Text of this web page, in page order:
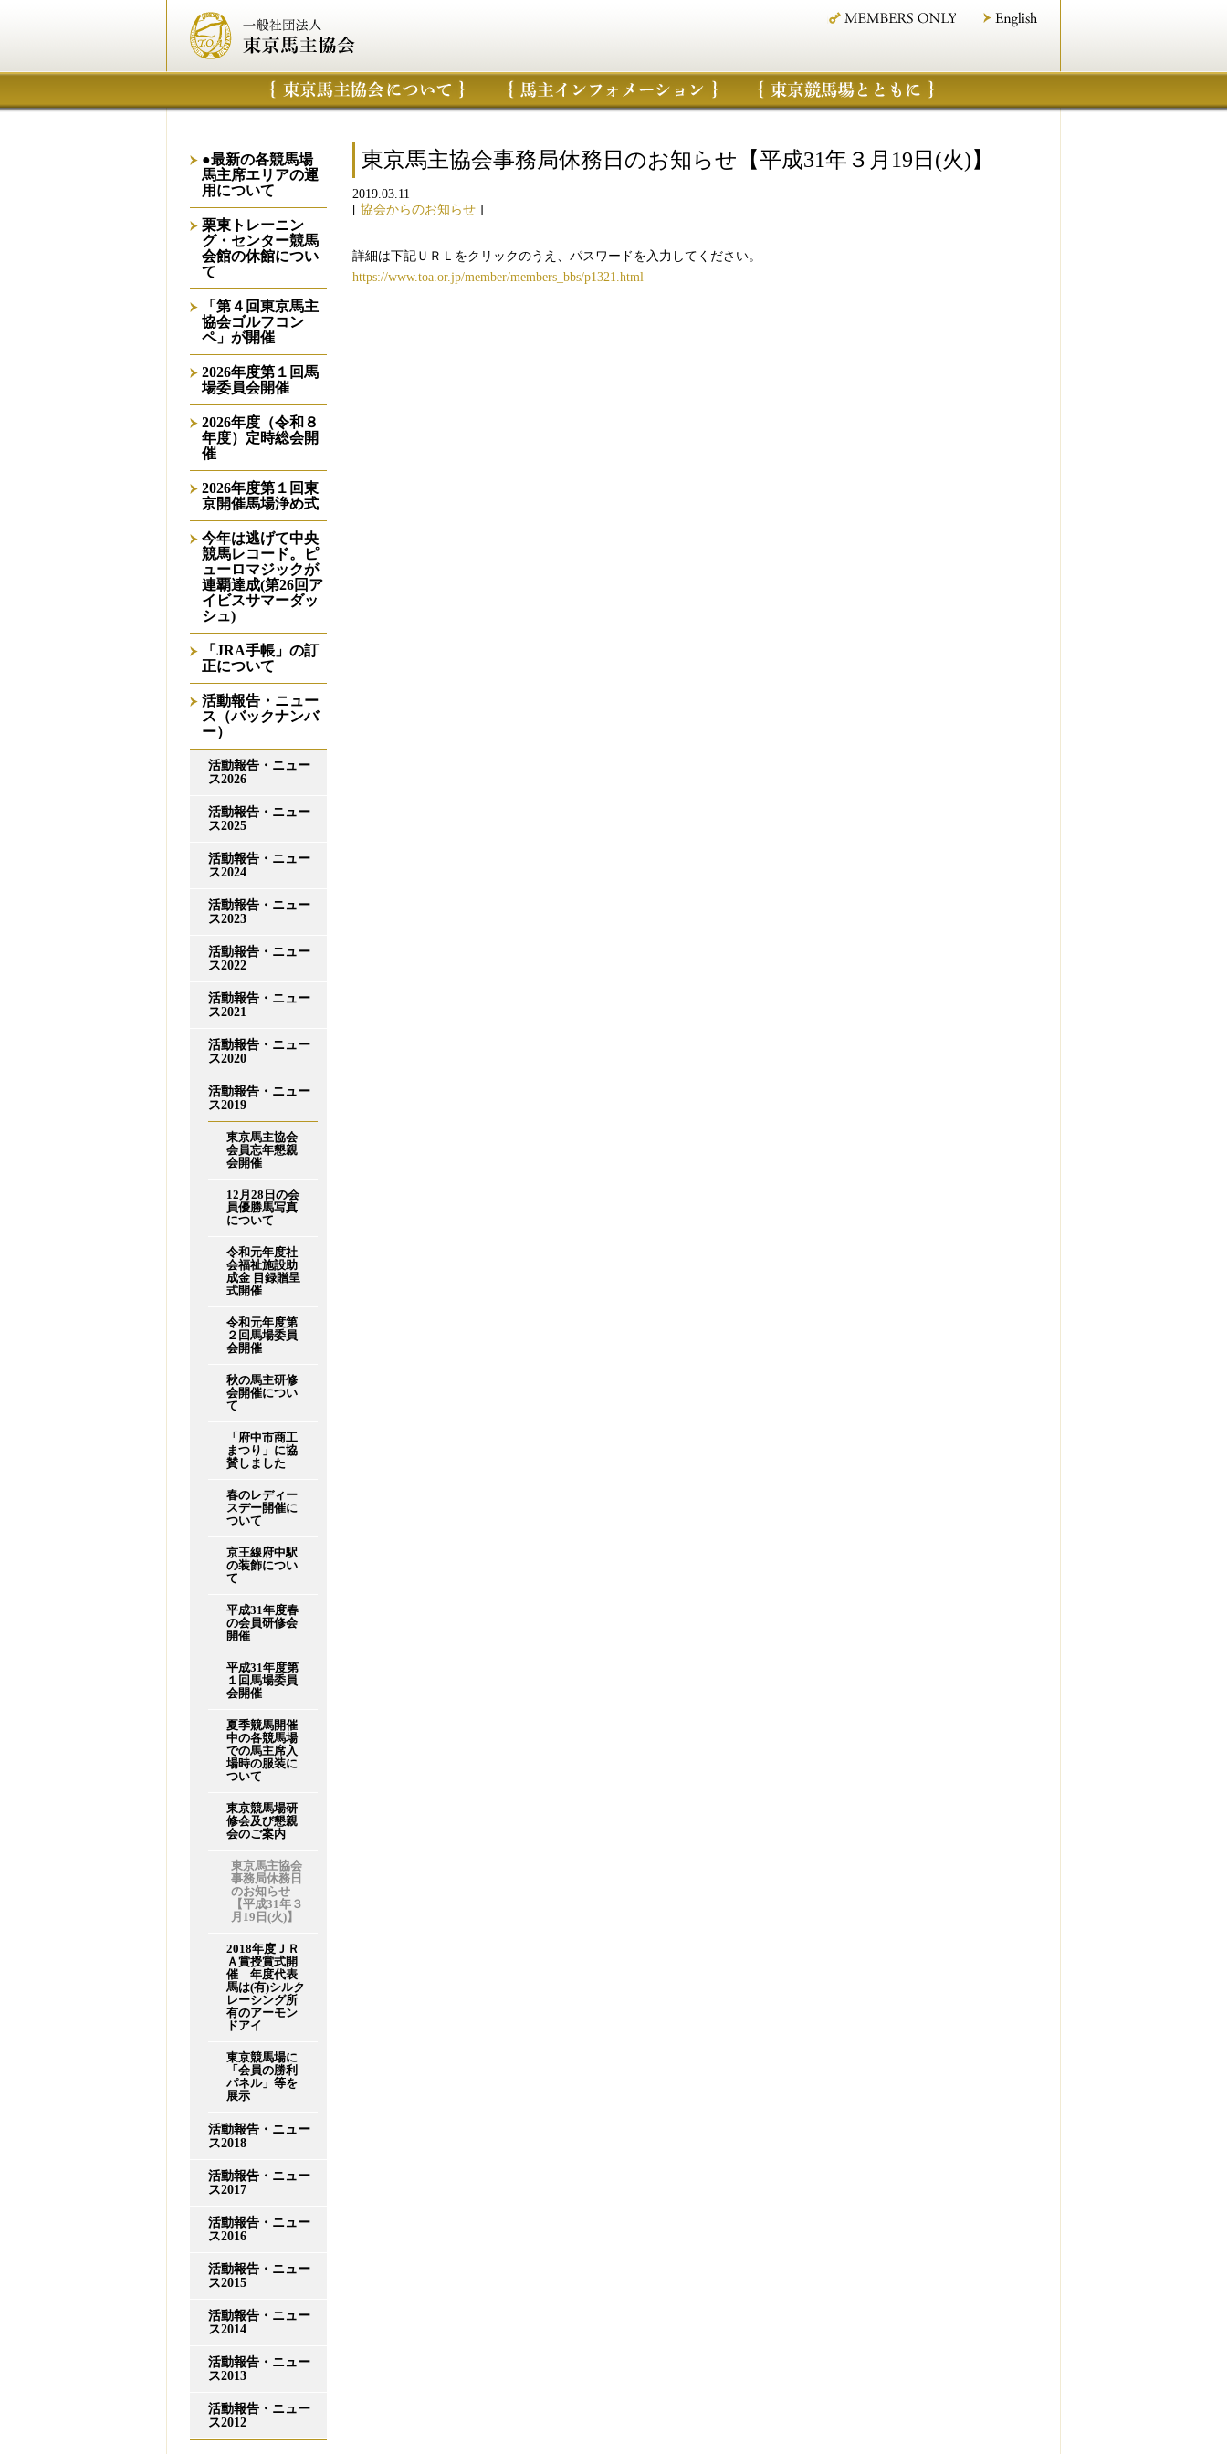
●最新の各競馬場
馬主席エリアの運
用について
栗東トレーニン
グ・センター競馬
会館の休館につい
て
「第４回東京馬主
協会ゴルフコン
ペ」が開催
2026年度第１回馬
場委員会開催
2026年度（令和８
年度）定時総会開
催
2026年度第１回東
京開催馬場浄め式
今年は逃げて中央
競馬レコード。ピ
ューロマジックが
連覇達成(第26回ア
イビスサマーダッ
シュ)
「JRA手帳」の訂
正について
活動報告・ニュー
ス（バックナンバ
ー）
活動報告・ニュー
ス2026
活動報告・ニュー
ス2025
活動報告・ニュー
ス2024
活動報告・ニュー
ス2023
活動報告・ニュー
ス2022
活動報告・ニュー
ス2021
活動報告・ニュー
ス2020
活動報告・ニュー
ス2019
東京馬主協会
会員忘年懇親
会開催
12月28日の会
員優勝馬写真
について
令和元年度社
会福祉施設助
成金 目録贈呈
式開催
令和元年度第
２回馬場委員
会開催
秋の馬主研修
会開催につい
て
「府中市商工
まつり」に協
賛しました
春のレディー
スデー開催に
ついて
京王線府中駅
の装飾につい
て
平成31年度春
の会員研修会
開催
平成31年度第
１回馬場委員
会開催
夏季競馬開催
中の各競馬場
での馬主席入
場時の服装に
ついて
東京競馬場研
修会及び懇親
会のご案内
東京馬主協会
事務局休務日
のお知らせ
【平成31年３
月19日(火)】
2018年度ＪＲ
Ａ賞授賞式開
催 年度代表
馬は(有)シルク
レーシング所
有のアーモン
ドアイ
東京競馬場に
「会員の勝利
パネル」等を
展示
活動報告・ニュー
ス2018
活動報告・ニュー
ス2017
活動報告・ニュー
ス2016
活動報告・ニュー
ス2015
活動報告・ニュー
ス2014
活動報告・ニュー
ス2013
活動報告・ニュー
ス2012
東京馬主協会事務局休務日のお知らせ【平成31年３月19日(火)】
2019.03.11
[ 協会からのお知らせ ]
詳細は下記ＵＲＬをクリックのうえ、パスワードを入力してください。
https://www.toa.or.jp/member/members_bbs/p1321.html